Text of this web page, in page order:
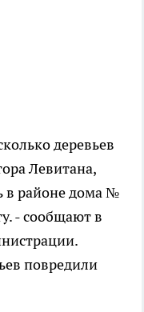
деревьев
Левитана,
в районе дома №
- сообщают в
повредили